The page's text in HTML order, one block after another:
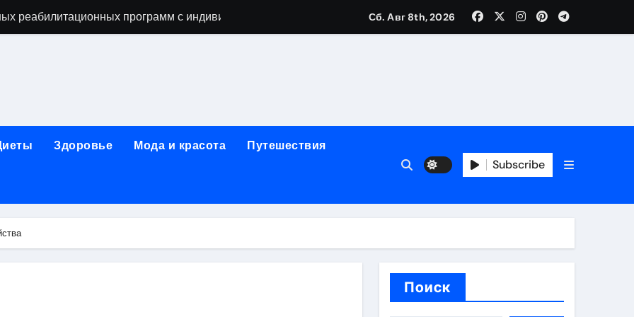
реабилитационных программ с индивидуальным подходом
обращения при острой боли в почках и задержке мочеиспускания
полное руководство 2026
гипноз, вшивание, двойной блок, анонимность и долгосрочная защита
за 5 минут без верификации и без участия банков с пополнением в USDT
Сб. Авг 8th, 2026
Здоровье Мода и красота Путешествия
Subscribe
Поиск